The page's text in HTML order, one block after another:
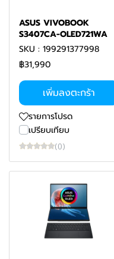
ASUS VIVOBOOK
S3407CA-OLED721WA
SKU : 199291377998
฿31,990
เพิ่มลงตะกร้า
รายการโปรด
เปรียบเทียบ
(0)